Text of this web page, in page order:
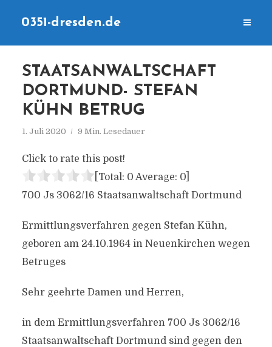
0351-dresden.de
STAATSANWALTSCHAFT
DORTMUND- STEFAN
KÜHN BETRUG
1. Juli 2020 9 Min. Lesedauer
Click to rate this post!
[Total: 0 Average: 0]
700 Js 3062/16 Staatsanwaltschaft Dortmund
Ermittlungsverfahren gegen Stefan Kühn,
geboren am 24.10.1964 in Neuenkirchen wegen
Betruges
Sehr geehrte Damen und Herren,
in dem Ermittlungsverfahren 700 Js 3062/16
Staatsanwaltschaft Dortmund sind gegen den